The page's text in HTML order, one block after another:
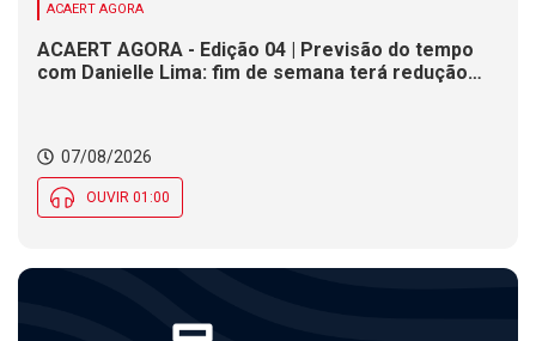
ACAERT AGORA
ACAERT AGORA - Edição 04 | Previsão do tempo
com Danielle Lima: fim de semana terá redução
07/08/2026
OUVIR 01:00